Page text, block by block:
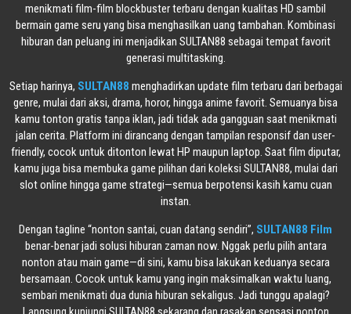
menikmati film-film blockbuster terbaru dengan kualitas HD sambil
bermain game seru yang bisa menghasilkan uang tambahan. Kombinasi
hiburan dan peluang ini menjadikan SULTAN88 sebagai tempat favorit
generasi multitasking.
Setiap harinya, SULTAN88 menghadirkan update film terbaru dari berbagai
genre, mulai dari aksi, drama, horor, hingga anime favorit. Semuanya bisa
kamu tonton gratis tanpa iklan, jadi tidak ada gangguan saat menikmati
jalan cerita. Platform ini dirancang dengan tampilan responsif dan user-
friendly, cocok untuk ditonton lewat HP maupun laptop. Saat film diputar,
kamu juga bisa membuka game pilihan dari koleksi SULTAN88, mulai dari
slot online hingga game strategi—semua berpotensi kasih kamu cuan
instan.
Dengan tagline “nonton santai, cuan datang sendiri”, SULTAN88 Film
benar-benar jadi solusi hiburan zaman now. Nggak perlu pilih antara
nonton atau main game—di sini, kamu bisa lakukan keduanya secara
bersamaan. Cocok untuk kamu yang ingin maksimalkan waktu luang,
sembari menikmati dua dunia hiburan sekaligus. Jadi tunggu apalagi?